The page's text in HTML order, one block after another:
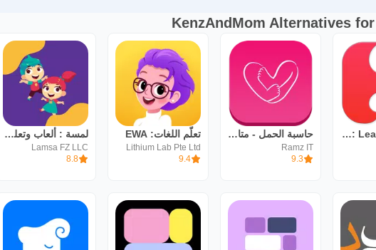
Hello English: Learn English حاسبة الحمل - متابعة الحمل
Ramz IT
9.3
تعلّم اللغات: EWA
Lithium Lab Pte Ltd
9.4
لمسة : ألعاب وتعليم للطفل
Lamsa FZ LLC
8.8